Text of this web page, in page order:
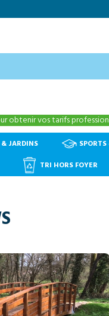
obtenir vos tarifs
& JARDINS
TRI HORS FOYER